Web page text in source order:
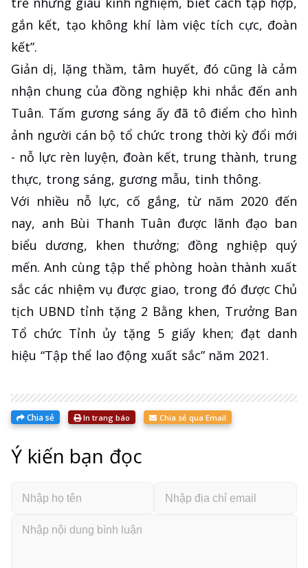
gắn kết, tạo không khí làm việc tích cực, đoàn
kết”.
Giản dị, lặng thầm, tâm huyết, đó cũng là cảm
nhận chung của đồng nghiệp khi nhắc đến anh
Tuân. Tấm gương sáng ấy đã tô điểm cho hình
ảnh người cán bộ tổ chức trong thời kỳ đổi mới
- nỗ lực rèn luyện, đoàn kết, trung thành, trung
thực, trong sáng, gương mẫu, tinh thông.
Với nhiều nỗ lực, cố gắng, từ năm 2020 đến
nay, anh Bùi Thanh Tuân được lãnh đạo ban
biểu dương, khen thưởng; đồng nghiệp quý
mến. Anh cùng tập thể phòng hoàn thành xuất
sắc các nhiệm vụ được giao, trong đó được Chủ
tịch UBND tỉnh tặng 2 Bằng khen, Trưởng Ban
Tổ chức Tỉnh ủy tặng 5 giấy khen; đạt danh
hiệu “Tập thể lao động xuất sắc” năm 2021.
Chia sẻ In trang báo Chia sẻ qua Email
Ý kiến bạn đọc